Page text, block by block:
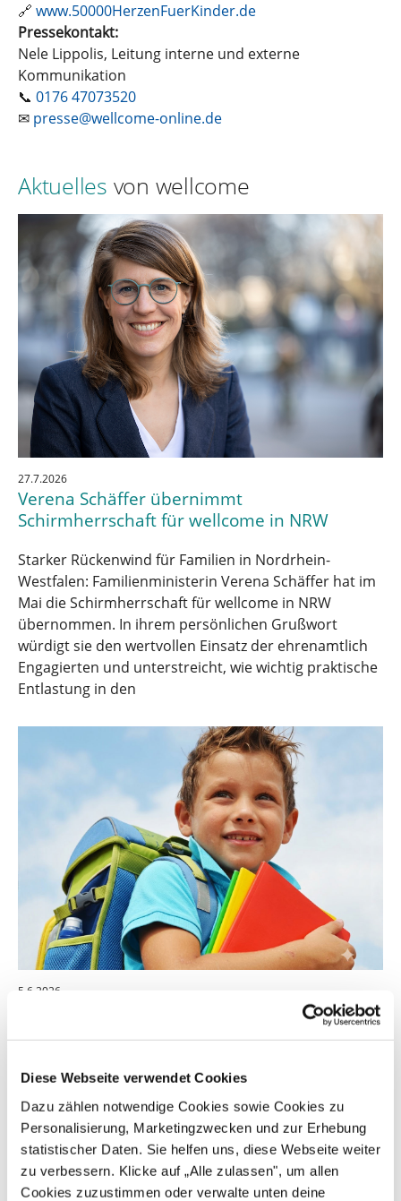
Diese Webseite verwendet Cookies
Dazu zählen notwendige Cookies sowie Cookies zu
Personalisierung, Marketingzwecken und zur Erhebung
statistischer Daten. Sie helfen uns, diese Webseite weiter
zu verbessern. Klicke auf „Alle zulassen", um allen
Cookies zuzustimmen oder verwalte unten deine
🔗 www.50000HerzenFuerKinder.de
Pressekontakt:
Nele Lippolis, Leitung interne und externe
Kommunikation
📞 0176 47073520
✉ presse@wellcome-online.de
Aktuelles von wellcome
27.7.2026
Verena Schäffer übernimmt
Schirmherrschaft für wellcome in NRW
Starker Rückenwind für Familien in Nordrhein-
Westfalen: Familienministerin Verena Schäffer hat im
Mai die Schirmherrschaft für wellcome in NRW
übernommen. In ihrem persönlichen Grußwort
würdigt sie den wertvollen Einsatz der ehrenamtlich
Engagierten und unterstreicht, wie wichtig praktische
Entlastung in den
5.6.2026
Werden Sie Kita- oder Schulpat*in. Weil jeder
Der Start in Kita oder Schule ist ein besonderer
Er steht für Aufbruch, für neue Freundschaften, für
erste Schritte auf dem eigenen Weg. Doch für
Familien in finanziellen Notlagen wird genau dieser
Moment oft zur Herausforderung. Wenn das Geld im